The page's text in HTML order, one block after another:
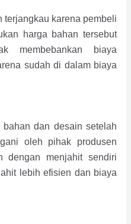
terjangkau karena pembeli
harga bahan tersebut
membebankan biaya
sudah di dalam biaya
dan desain setelah
oleh pihak produsen
dengan menjahit sendiri
lebih efisien dan biaya